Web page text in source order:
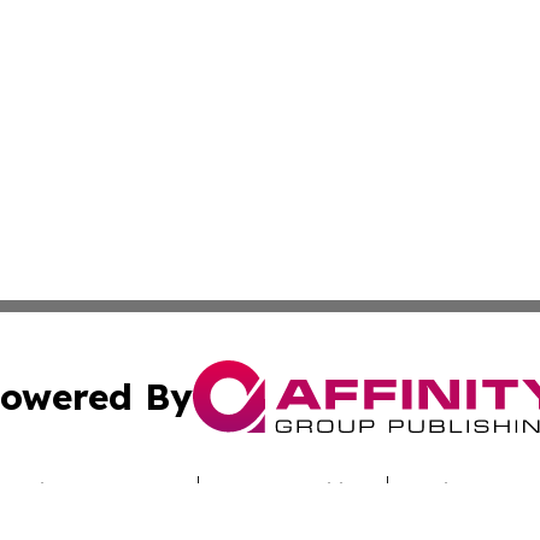
By
Submit Press Release Terms & Conditions Copyright/